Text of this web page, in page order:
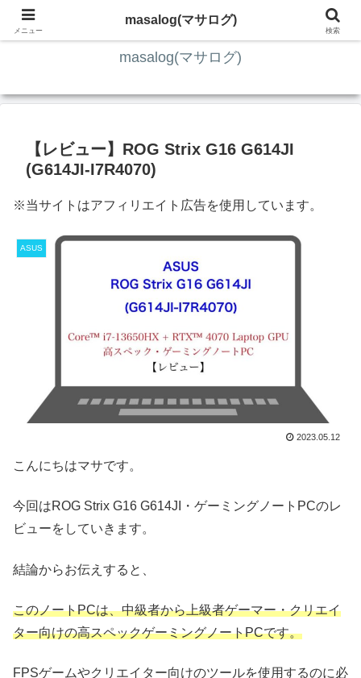
ITの知識4割・ガジェット4割・その他2割 の趣味ブログ
masalog(マサログ)
【レビュー】ROG Strix G16 G614JI
(G614JI-I7R4070)
※当サイトはアフィリエイト広告を使用しています。
ASUS
2023.05.12
こんにちはマサです。
今回はROG Strix G16 G614JI・ゲーミングノートPCのレ
ビューをしていきます。
結論からお伝えすると、
このノートPCは、中級者から上級者ゲーマー・クリエイ
ター向けの高スペックゲーミングノートPCです。
FPSゲームやクリエイター向けのツールを使用するのに必
メニュー
masalog(マサログ)
検索